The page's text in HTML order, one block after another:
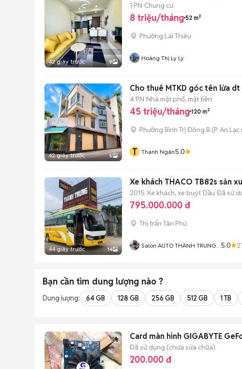
42 giây trước 9
1 PN Chung cư
8 triệu/tháng 52 m²
Phường Lái Thiêu
Hoàng Thị Ly Ly
42 giây trước 5
Cho thuê MTKD góc tên lửa
4 PN Nhà mặt phố, mặt tiền
45 triệu/tháng 120 m²
Phường Bình Trị Đông B (P. An Lạc
T Thanh Ngân5.0
44 giây trước 14
Xe khách THACO TB82s sản
2015 Xe khách, xe buýt Dầu Đã sử
795.000.000 đ
Thị trấn Tân Phú
Salon AUTO THÀNH TRUNG
5.0
Bạn cần tìm dung lượng nào ?
Dung lượng: 64 GB 128 GB 256 GB 512 GB 1 TB
Card màn hình GIGABYTE
Đã sử dụng (chưa sửa chữa)
200.000 đ